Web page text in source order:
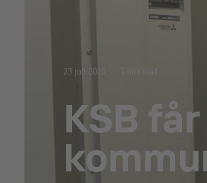
23 juli 2025 5 min read
KSB